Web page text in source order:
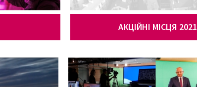
АКЦІЙНІ МІСЦЯ 2021